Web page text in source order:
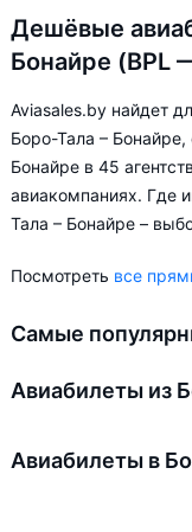
Дешёвые
Бонайре (BPL
Aviasales.by найдет
Боро-Тала – Бонайре,
Бонайре в 45
авиакомпаниях. Где
Тала – Бонайре –
Посмотреть все
Самые
Авиабилеты из
Авиабилеты в